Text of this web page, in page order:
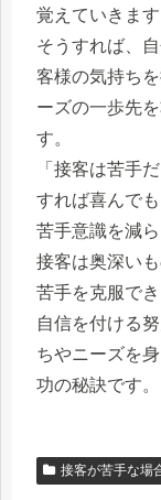
覚えていきます
そうすれば、
客様の気持ち
ーズの一歩先
す。
「接客は苦手
すれば喜んで
苦手意識を減
接客は奥深い
苦手を克服でき
自信を付ける
ちやニーズを
功の秘訣です。
接客が苦手な場